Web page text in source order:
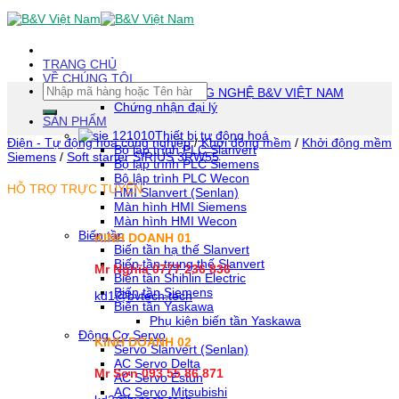
Skip
To
(tạm
dịch)
TRANG CHỦ
VỀ CHÚNG TÔI
CÔNG TY TNHH CÔNG NGHỆ B&V VIỆT NAM
Chứng nhận đại lý
SẢN PHẨM
Thiết bị tự động hoá
Bộ lập trình PLC Slanvert
Bộ lập trình PLC Siemens
Bộ lập trình PLC Wecon
HMI Slanvert (Senlan)
Màn hình HMI Siemens
Màn hình HMI Wecon
Biến tần
Biến tần hạ thế Slanvert
Biến tần trung thế Slanvert
Biến tần Shihlin Electric
Biến tần Siemens
Biến tần Yaskawa
Phụ kiện biến tần Yaskawa
Động Cơ Servo
Servo Slanvert (Senlan)
AC Servo Delta
AC Servo Estun
AC Servo Mitsubishi
Tìm
kiếm:
Điện - Tự động hóa công nghiệp / Khởi động mềm / Khởi động mềm
Siemens / Soft starter SIRIUS 3RW55
HỖ TRỢ TRỰC TUYẾN
KINH DOANH 01
Mr Nghĩa 0777 236 836
kd1@bvtech.tech
KINH DOANH 02
Mr Sơn093 55 86 871